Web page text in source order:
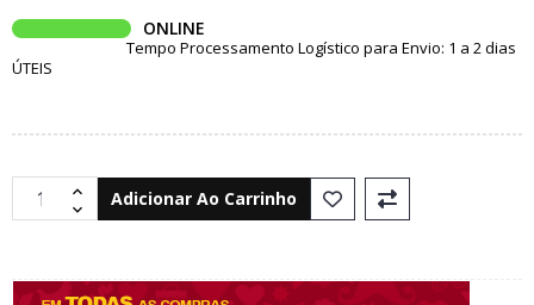
ONLINE
Tempo Processamento Logístico para Envio: 1 a 2 dias
ÚTEIS
Adicionar Ao Carrinho